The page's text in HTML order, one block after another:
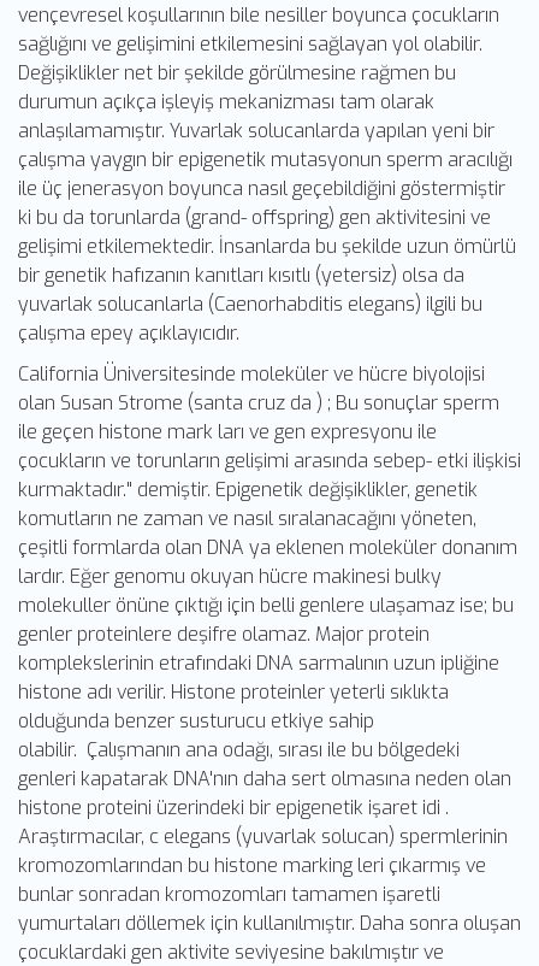
vençevresel koşullarının bile nesiller boyunca çocukların
sağlığını ve gelişimini etkilemesini sağlayan yol olabilir.
Değişiklikler net bir şekilde görülmesine rağmen bu
durumun açıkça işleyiş mekanizması tam olarak
anlaşılamamıştır. Yuvarlak solucanlarda yapılan yeni bir
çalışma yaygın bir epigenetik mutasyonun sperm aracılığı
ile üç jenerasyon boyunca nasıl geçebildiğini göstermiştir
ki bu da torunlarda (grand- offspring) gen aktivitesini ve
gelişimi etkilemektedir. İnsanlarda bu şekilde uzun ömürlü
bir genetik hafızanın kanıtları kısıtlı (yetersiz) olsa da
yuvarlak solucanlarla (Caenorhabditis elegans) ilgili bu
çalışma epey açıklayıcıdır.
California Üniversitesinde moleküler ve hücre biyolojisi
olan Susan Strome (santa cruz da ) ; Bu sonuçlar sperm
ile geçen histone mark ları ve gen expresyonu ile
çocukların ve torunların gelişimi arasında sebep- etki ilişkisi
kurmaktadır." demiştir. Epigenetik değişiklikler, genetik
komutların ne zaman ve nasıl sıralanacağını yöneten,
çeşitli formlarda olan DNA ya eklenen moleküler donanım
lardır. Eğer genomu okuyan hücre makinesi bulky
molekuller önüne çıktığı için belli genlere ulaşamaz ise; bu
genler proteinlere deşifre olamaz. Major protein
komplekslerinin etrafındaki DNA sarmalının uzun ipliğine
histone adı verilir. Histone proteinler yeterli sıklıkta
olduğunda benzer susturucu etkiye sahip
olabilir. Çalışmanın ana odağı, sırası ile bu bölgedeki
genleri kapatarak DNA'nın daha sert olmasına neden olan
histone proteini üzerindeki bir epigenetik işaret idi .
Araştırmacılar, c elegans (yuvarlak solucan) spermlerinin
kromozomlarından bu histone marking leri çıkarmış ve
bunlar sonradan kromozomları tamamen işaretli
yumurtaları döllemek için kullanılmıştır. Daha sonra oluşan
çocuklardaki gen aktivite seviyesine bakılmıştır ve